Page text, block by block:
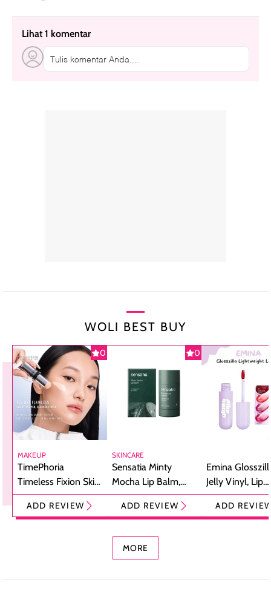
Lihat 1 komentar
Tulis komentar Anda....
WOLI BEST BUY
0
MAKEUP
TimePhoria
Timeless Fixion Skin
Tint Stick,
Foundation dan
ADD REVIEW
0
SKINCARE
Sensatia Minty
Mocha Lip Balm,
Pelembap Bibir
dengan Aroma
ADD REVIEW
Emina
Jelly Vinyl, Lip
Cream Glossy
Ringan
ADD
MORE